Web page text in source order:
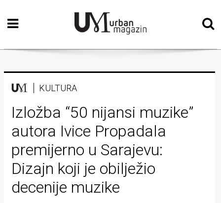
Početna
Vizualne
Teatar
Književnost
Muzika
Film
Intervju
Kolumne
KULTURA
Izložba “50 nijansi muzike”
autora Ivice Propadala
premijerno u Sarajevu:
Dizajn koji je obilježio
decenije muzike